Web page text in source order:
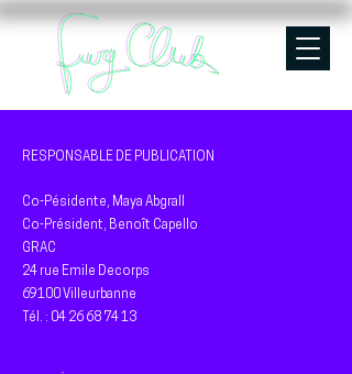
RESPONSABLE DE PUBLICATION
Co-Pésidente, Maya Abgrall
Co-Président, Benoît Capello
GRAC
24 rue Emile Decorps
69100 Villeurbanne
Tél. : 04 26 68 74 13